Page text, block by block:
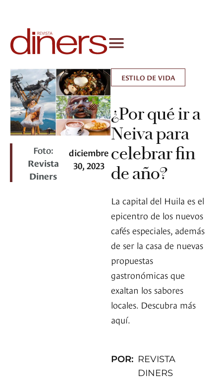
Foto:
Revista
Diners
diciembre
30, 2023
ESTILO DE VIDA
¿Por qué ir a
Neiva para
celebrar fin
de año?
La capital del Huila es el
epicentro de los nuevos
cafés especiales, además
de ser la casa de nuevas
propuestas
gastronómicas que
exaltan los sabores
locales. Descubra más
aquí.
POR: REVISTA
DINERS